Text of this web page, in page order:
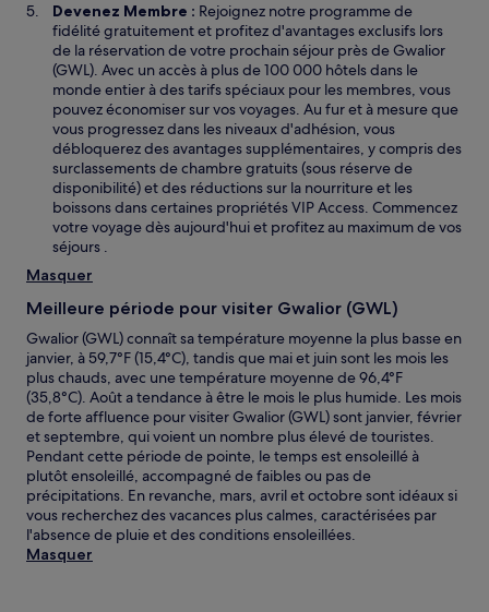
Devenez Membre : Rejoignez notre programme de
fidélité gratuitement et profitez d'avantages exclusifs lors
de la réservation de votre prochain séjour près de Gwalior
(GWL). Avec un accès à plus de 100 000 hôtels dans le
monde entier à des tarifs spéciaux pour les membres, vous
pouvez économiser sur vos voyages. Au fur et à mesure que
vous progressez dans les niveaux d'adhésion, vous
débloquerez des avantages supplémentaires, y compris des
surclassements de chambre gratuits (sous réserve de
disponibilité) et des réductions sur la nourriture et les
boissons dans certaines propriétés VIP Access. Commencez
votre voyage dès aujourd'hui et profitez au maximum de vos
séjours .
Masquer
Meilleure période pour visiter Gwalior (GWL)
Gwalior (GWL) connaît sa température moyenne la plus basse en
janvier, à 59,7°F (15,4°C), tandis que mai et juin sont les mois les
plus chauds, avec une température moyenne de 96,4°F
(35,8°C). Août a tendance à être le mois le plus humide. Les mois
de forte affluence pour visiter Gwalior (GWL) sont janvier, février
et septembre, qui voient un nombre plus élevé de touristes.
Pendant cette période de pointe, le temps est ensoleillé à
plutôt ensoleillé, accompagné de faibles ou pas de
précipitations. En revanche, mars, avril et octobre sont idéaux si
vous recherchez des vacances plus calmes, caractérisées par
l'absence de pluie et des conditions ensoleillées.
Masquer